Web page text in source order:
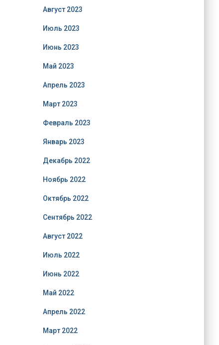
Август 2023
Июль 2023
Июнь 2023
Май 2023
Апрель 2023
Март 2023
Февраль 2023
Январь 2023
Декабрь 2022
Ноябрь 2022
Октябрь 2022
Сентябрь 2022
Август 2022
Июль 2022
Июнь 2022
Май 2022
Апрель 2022
Март 2022